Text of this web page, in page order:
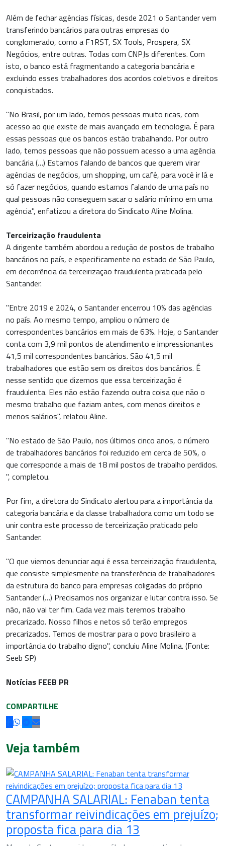
Além de fechar agências físicas, desde 2021 o Santander vem
transferindo bancários para outras empresas do
conglomerado, como a F1RST, SX Tools, Prospera, SX
Negócios, entre outras. Todas com CNPJs diferentes. Com
isto, o banco está fragmentando a categoria bancária e
excluindo esses trabalhadores dos acordos coletivos e direitos
conquistados.
"No Brasil, por um lado, temos pessoas muito ricas, com
acesso ao que existe de mais avançado em tecnologia. É para
essas pessoas que os bancos estão trabalhando. Por outro
lado, temos pessoas que não possuem acesso a uma agência
bancária (…) Estamos falando de bancos que querem virar
agências de negócios, um shopping, um café, para você ir lá e
só fazer negócios, quando estamos falando de uma país no
qual pessoas não conseguem sacar o salário mínimo em uma
agência", enfatizou a diretora do Sindicato Aline Molina.
Terceirização fraudulenta
A dirigente também abordou a redução de postos de trabalho
bancários no país, e especificamente no estado de São Paulo,
em decorrência da terceirização fraudulenta praticada pelo
Santander.
"Entre 2019 e 2024, o Santander encerrou 10% das agências
no país. Ao mesmo tempo, ampliou o número de
correspondentes bancários em mais de 63%. Hoje, o Santander
conta com 3,9 mil pontos de atendimento e impressionantes
41,5 mil correspondentes bancários. São 41,5 mil
trabalhadores que estão sem os direitos dos bancários. É
nesse sentido que dizemos que essa terceirização é
fraudulenta. Eles não estão fazendo outra coisa que não o
mesmo trabalho que faziam antes, com menos direitos e
menos salários", relatou Aline.
"No estado de São Paulo, nos últimos cinco anos, o número
de trabalhadores bancários foi reduzido em cerca de 50%, o
que corresponde a mais de 18 mil postos de trabalho perdidos.
", completou.
Por fim, a diretora do Sindicato alertou para a importância da
categoria bancária e da classe trabalhadora como um todo se
unir contra este processo de terceirização praticado pelo
Santander.
"O que viemos denunciar aqui é essa terceirização fraudulenta,
que consiste simplesmente na transferência de trabalhadores
da estrutura do banco para empresas coligadas do próprio
Santander (…) Precisamos nos organizar e lutar contra isso. Se
não, não vai ter fim. Cada vez mais teremos trabalho
precarizado. Nosso filhos e netos só terão empregos
precarizados. Temos de mostrar para o povo brasileiro a
importância do trabalho digno", concluiu Aline Molina. (Fonte:
Seeb SP)
Notícias FEEB PR
COMPARTILHE
Veja também
CAMPANHA SALARIAL: Fenaban tenta
transformar reivindicações em prejuízo;
proposta fica para dia 13